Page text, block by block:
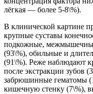
лёгкая — более 5-8\%).
В клинической картине
крупные суставы
подкожные,
(93\%), обильные и
(91\%). Реже наблюдают
после экстракции зубов
забрюшинные гематомы
кишечную стенку (7\%),